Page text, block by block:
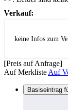
Verkauf:
keine Infos zum
[Preis auf Anfrage]
Auf Merkliste Auf
Basiseintrag